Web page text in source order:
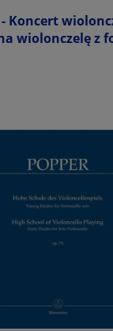
Koncert
wiolonczelę z